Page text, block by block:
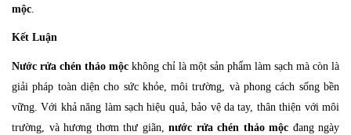
mộc
Kết Luận
Nước rửa chén thảo mộc không chỉ là một sản phẩm làm sạch mà còn là
giải pháp toàn diện cho sức khỏe, môi trường, và phong cách sống bền
vững. Với khả năng làm sạch hiệu quả, bảo vệ da tay, thân thiện với môi
trường, và hương thơm thư giãn, nước rửa chén thảo mộc đang ngày